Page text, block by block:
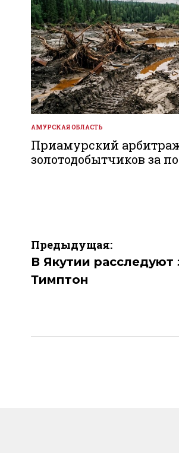
ОПУБЛИКОВАНО
В
АМУРСКАЯ ОБЛАСТЬ
Приамурский
золотодобытчиков за
Навигация
по
записям
Предыдущая:
В Якутии расследуют
Тимптон